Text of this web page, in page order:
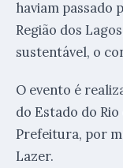
haviam
Região dos
sustentável, o
O evento é
do Estado do
Prefeitura, por
Lazer.